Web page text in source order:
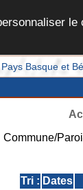
Basque et
Commune/
Tri : Dates